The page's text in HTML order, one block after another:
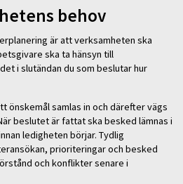
behov
är att verksamheten ska
ska ta hänsyn till
i slutändan du som beslutar hur
önskemål samlas in och därefter vägs
beslutet är fattat ska besked lämnas i
ledigheten börjar. Tydlig
prioriteringar och besked
och konflikter senare i